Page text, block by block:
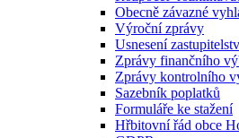
Obecně závazné
Výroční zprávy
Usnesení
Zprávy finančního
Zprávy kontrolního
Sazebník poplatků
Formuláře ke stažení
Hřbitovní řád obce